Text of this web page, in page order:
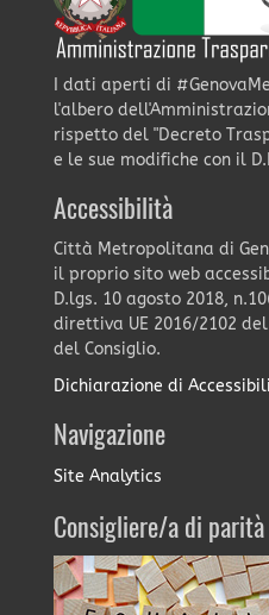
I dati aperti di
l'albero
rispetto del "Decreto
e le sue modifiche con il
Accessibilità
Città Metropolitana di
il proprio sito web
D.lgs. 10 agosto 2018,
direttiva UE 2016/2102
del Consiglio.
Dichiarazione di
Navigazione
Site Analytics
Consigliere/a di parità